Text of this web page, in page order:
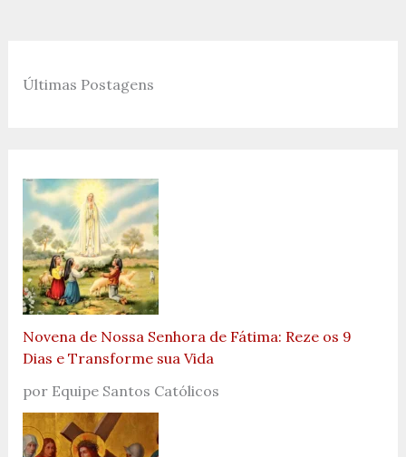
Últimas Postagens
Novena de Nossa Senhora de Fátima: Reze os 9
Dias e Transforme sua Vida
por Equipe Santos Católicos